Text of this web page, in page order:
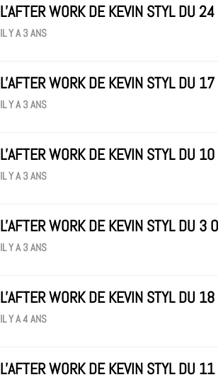
L'AFTER WORK DE KEVIN STYL DU
IL Y A 3 ANS
L'AFTER WORK DE KEVIN STYL DU
IL Y A 3 ANS
L'AFTER WORK DE KEVIN STYL DU
IL Y A 3 ANS
L'AFTER WORK DE KEVIN STYL DU 3
IL Y A 3 ANS
L'AFTER WORK DE KEVIN STYL DU
IL Y A 4 ANS
L'AFTER WORK DE KEVIN STYL DU